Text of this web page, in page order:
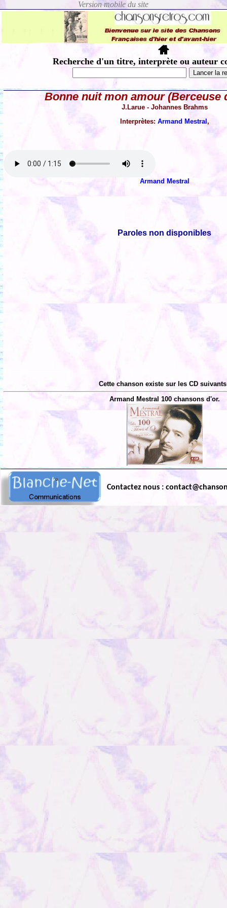
Recherche d'un titre, interprète ou auteur
Bonne nuit mon amour (Berceuse
J.Larue - Johannes Brahms
Interprètes: Armand Mestral ,
Armand Mestral
Paroles non disponibles
Cette chanson existe sur les CD
Armand Mestral 100 chansons d'or.
Contactez nous :